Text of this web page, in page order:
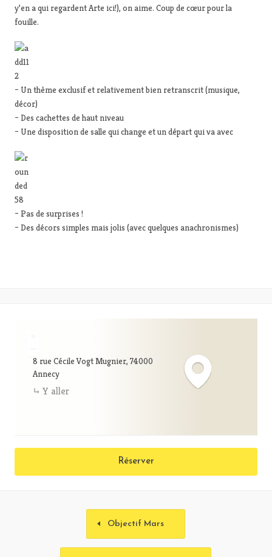
y’en a qui regardent Arte ici!), on aime. Coup de cœur pour la
fouille.
– Un thème exclusif et relativement bien retranscrit (musique,
décor)
– Des cachettes de haut niveau
– Une disposition de salle qui change et un départ qui va avec
– Pas de surprises !
– Des décors simples mais jolis (avec quelques anachronismes)
8 rue Cécile Vogt Mugnier, 74000
Annecy
Y aller
Réserver
Objectif Mars